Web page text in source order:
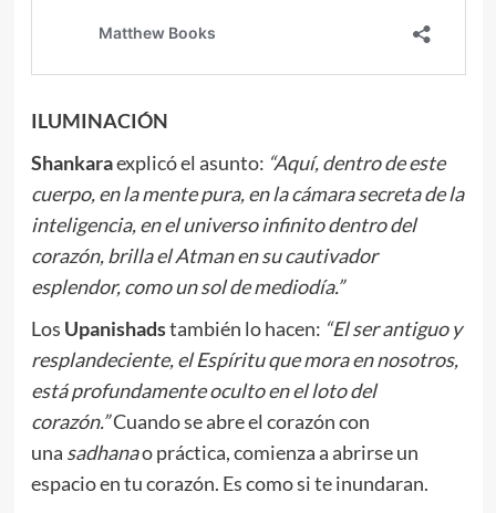
ILUMINACIÓN
Shankaraexplicó el asunto: “Aquí, dentro de este
cuerpo, en la mente pura, en la cámara secreta de la
inteligencia, en el universo infinito dentro del
corazón, brilla el Atman en su cautivador
esplendor, como un sol de mediodía.”
Los Upanishadstambién lo hacen: “El ser antiguo y
resplandeciente, el Espíritu que mora en nosotros,
está profundamente oculto en el loto del
corazón.”Cuando se abre el corazón con
una sadhanao práctica, comienza a abrirse un
espacio en tu corazón. Es como si te inundaran.